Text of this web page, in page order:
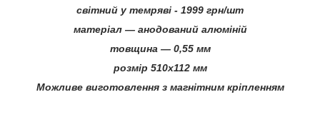
світний у темряві - 1999 грн/шт
матеріал — анодований алюміній
товщина — 0,55 мм
розмір 510х112 мм
Можливе виготовлення з магнітним кріпленням